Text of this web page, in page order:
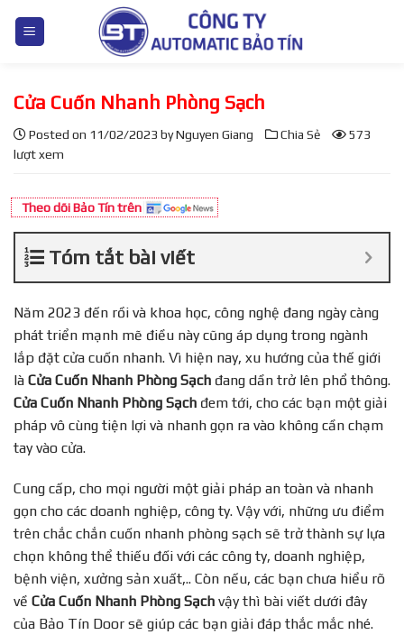
Cửa Cuốn Nhanh Phòng Sạch
Posted on 11/02/2023 byNguyen Giang Chia Sẻ
573
lượt xem
Theo dõi Bảo Tín trên
Tóm tắt bài viết
Năm 2023 đến rồi và khoa học, công nghệ đang ngày càng
phát triển mạnh mẽ điều này cũng áp dụng trong ngành
lắp đặt cửa cuốn nhanh. Vì hiện nay, xu hướng của thế giới
là Cửa Cuốn Nhanh Phòng Sạch đang dần trở lên phổ thông.
Cửa Cuốn Nhanh Phòng Sạch đem tới, cho các bạn một giải
pháp vô cùng tiện lợi và nhanh gọn ra vào không cần chạm
tay vào cửa.
Cung cấp, cho mọi người một giải pháp an toàn và nhanh
gọn cho các doanh nghiệp, công ty. Vậy với, những ưu điểm
trên chắc chắn cuốn nhanh phòng sạch sẽ trở thành sự lựa
chọn không thể thiếu đối với các công ty, doanh nghiệp,
bệnh viện, xưởng sản xuất,.. Còn nếu, các bạn chưa hiểu rõ
về Cửa Cuốn Nhanh Phòng Sạch vậy thì bài viết dưới đây
của Bảo Tín Door sẽ giúp các bạn giải đáp thắc mắc nhé.